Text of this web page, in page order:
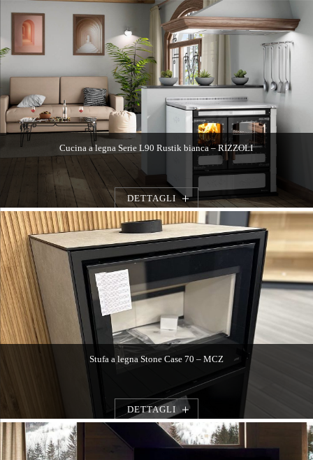
Cucina a legna Serie L90 Rustik bianca – RIZZOLI
DETTAGLI
Stufa a legna Stone Case 70 – MCZ
DETTAGLI